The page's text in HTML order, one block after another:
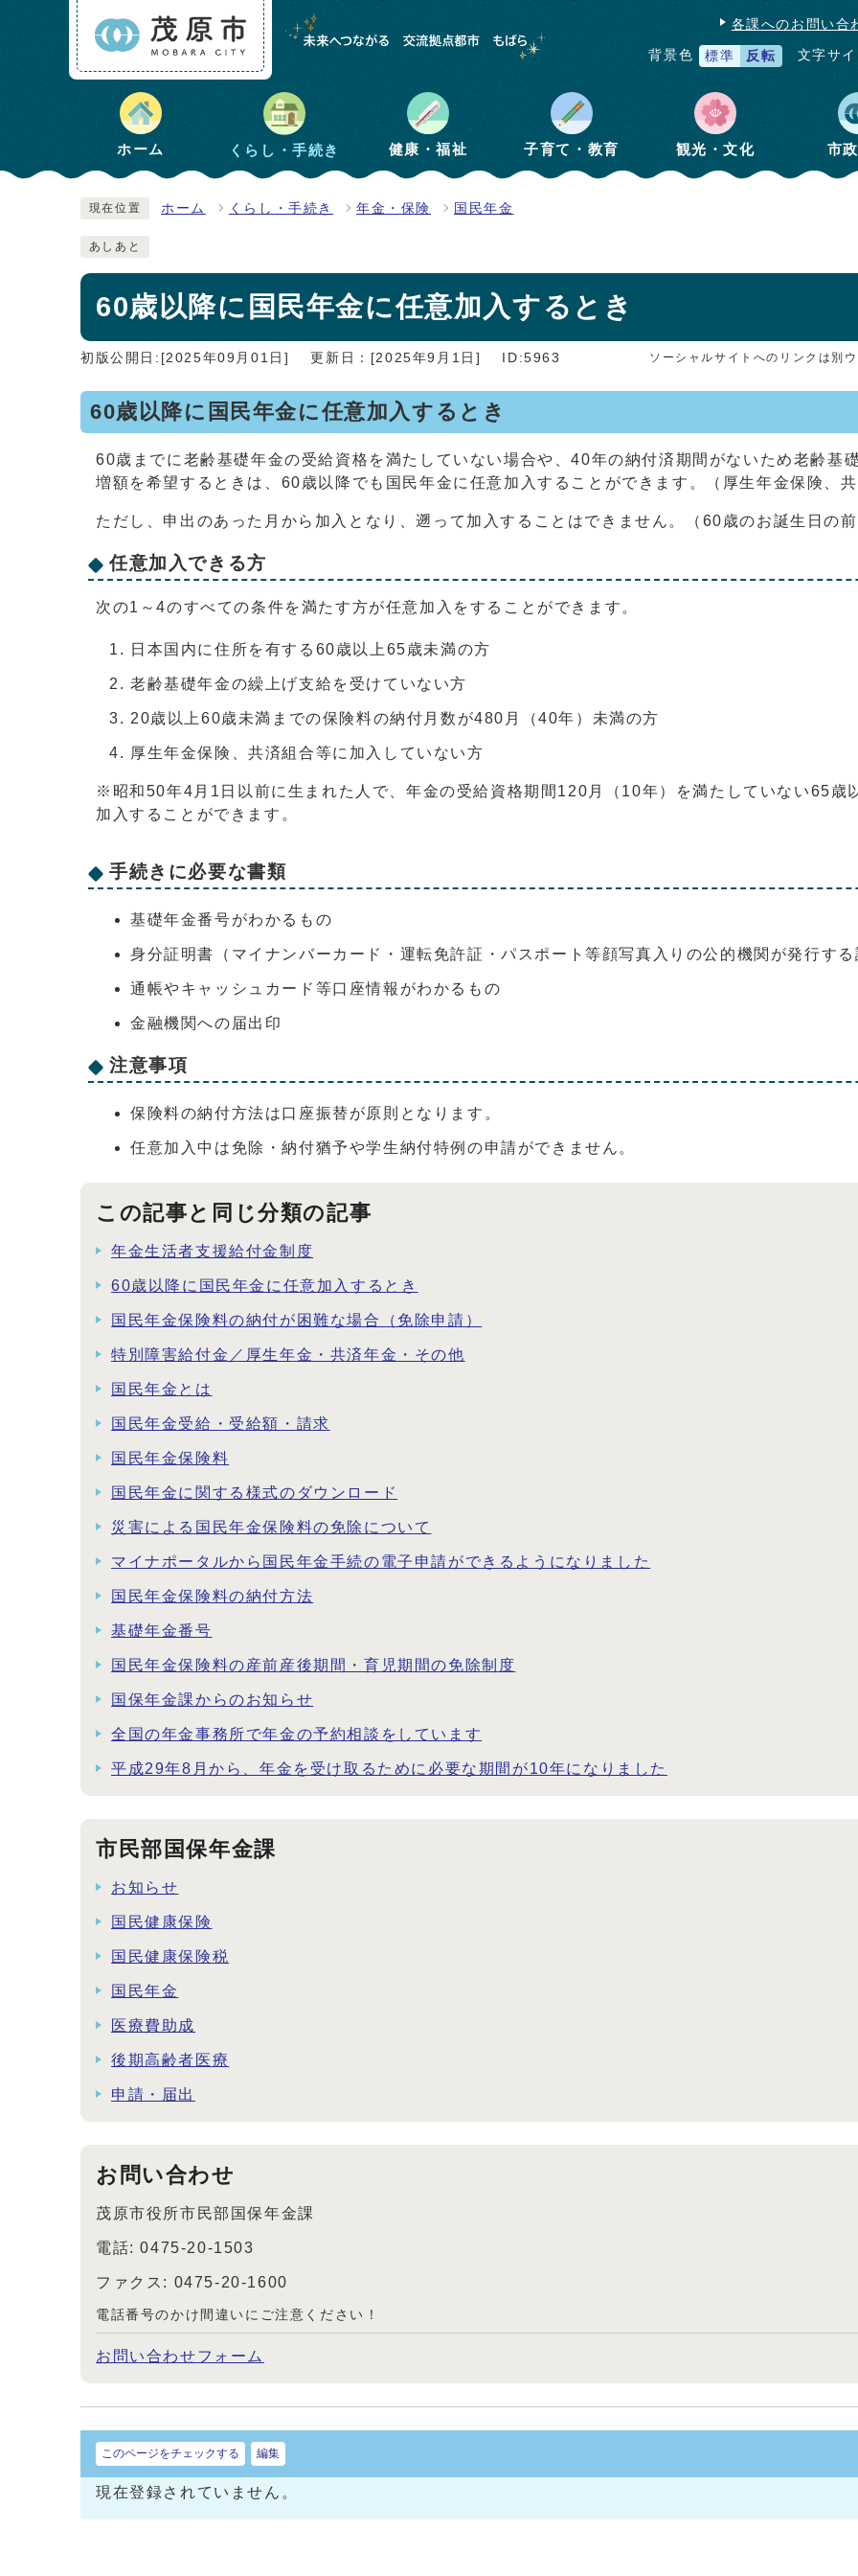
各課へのお問い合
背景色 標準 反転 文字サ
ホーム くらし・手続き 健康・福祉 子育て・教育 観光・文化 市
現在位置 ホーム くらし・手続き 年金・保険 国民年金
あしあと
60歳以降に国民年金に任意加入するとき
初版公開日:[2025年09月01日] 更新日：[2025年9月1日] ID:5963 ソーシャルサイトへのリンクは別
60歳以降に国民年金に任意加入するとき
60歳までに老齢基礎年金の受給資格を満たしていない場合や、40年の納付済期間がないため老齢基
増額を希望するときは、60歳以降でも国民年金に任意加入することができます。（厚生年金保険、
ただし、申出のあった月から加入となり、遡って加入することはできません。（60歳のお誕生日の
任意加入できる方
次の1～4のすべての条件を満たす方が任意加入をすることができます。
日本国内に住所を有する60歳以上65歳未満の方
老齢基礎年金の繰上げ支給を受けていない方
20歳以上60歳未満までの保険料の納付月数が480月（40年）未満の方
厚生年金保険、共済組合等に加入していない方
※昭和50年4月1日以前に生まれた人で、年金の受給資格期間120月（10年）を満たしていない65歳
加入することができます。
手続きに必要な書類
基礎年金番号がわかるもの
身分証明書（マイナンバーカード・運転免許証・パスポート等顔写真入りの公的機関が発行す
通帳やキャッシュカード等口座情報がわかるもの
金融機関への届出印
注意事項
保険料の納付方法は口座振替が原則となります。
任意加入中は免除・納付猶予や学生納付特例の申請ができません。
この記事と同じ分類の記事
年金生活者支援給付金制度
60歳以降に国民年金に任意加入するとき
国民年金保険料の納付が困難な場合（免除申請）
特別障害給付金／厚生年金・共済年金・その他
国民年金とは
国民年金受給・受給額・請求
国民年金保険料
国民年金に関する様式のダウンロード
災害による国民年金保険料の免除について
マイナポータルから国民年金手続の電子申請ができるようになりました
国民年金保険料の納付方法
基礎年金番号
国民年金保険料の産前産後期間・育児期間の免除制度
国保年金課からのお知らせ
全国の年金事務所で年金の予約相談をしています
平成29年8月から、年金を受け取るために必要な期間が10年になりました
市民部国保年金課
お知らせ
国民健康保険
国民健康保険税
国民年金
医療費助成
後期高齢者医療
申請・届出
お問い合わせ
茂原市役所市民部国保年金課
電話: 0475-20-1503
ファクス: 0475-20-1600
電話番号のかけ間違いにご注意ください！
お問い合わせフォーム
このページをチェックする 編集
現在登録されていません。